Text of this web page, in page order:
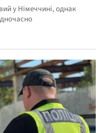
у Німеччині, однак